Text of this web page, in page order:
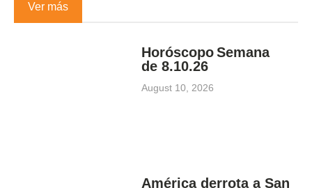
Ver más
Horóscopo Semana
de 8.10.26
August 10, 2026
América derrota a San